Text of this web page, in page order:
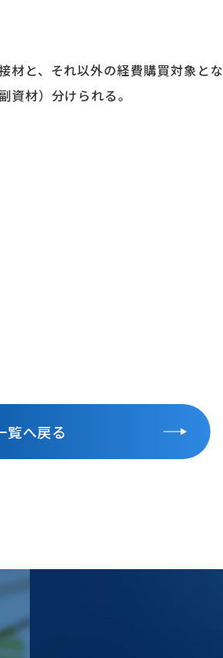
材と、それ以外の経費購買対象とな
材）分けられる。
覧へ戻る